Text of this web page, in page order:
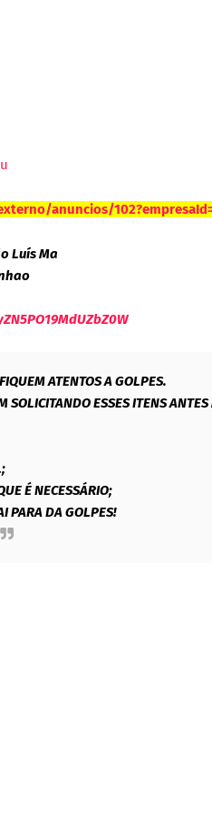
anuncios/
Luís Ma
ATENTOS A GOLPES.
SOLICITANDO ESSES ITENS
É NECESSÁRIO;
PARA DA GOLPES!